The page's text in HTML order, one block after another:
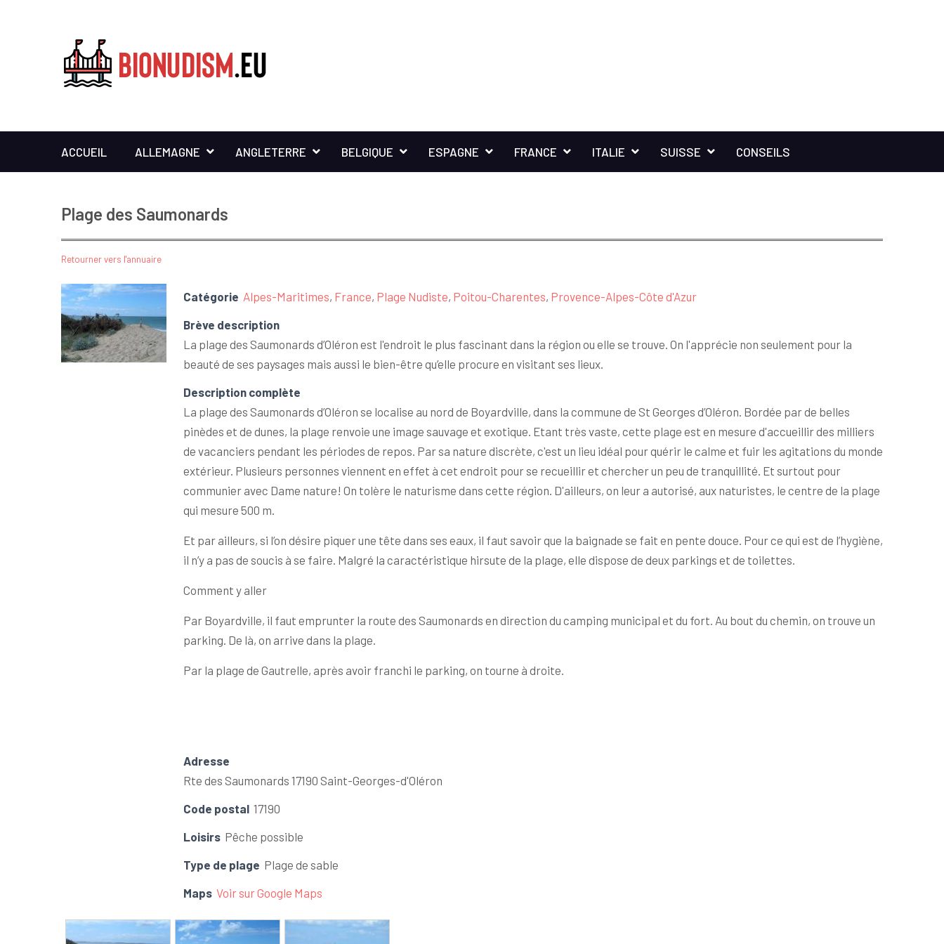
ACCUEIL ALLEMAGNE ANGLETERRE BELGIQUE ESPAGNE FRANCE ITALIE SUISSE CONSEILS
Plage des Saumonards
Retourner vers l'annuaire
Catégorie Alpes-Maritimes, France, Plage Nudiste, Poitou-Charentes, Provence-Alpes-Côte d'Azur
Brève description
La plage des Saumonards d’Oléron est l'endroit le plus fascinant dans la région ou elle se trouve. On l'apprécie non seulement pour la
beauté de ses paysages mais aussi le bien-être qu’elle procure en visitant ses lieux.
Description complète
La plage des Saumonards d’Oléron se localise au nord de Boyardville, dans la commune de St Georges d’Oléron. Bordée par de belles
pinèdes et de dunes, la plage renvoie une image sauvage et exotique. Etant très vaste, cette plage est en mesure d'accueillir des milliers
de vacanciers pendant les périodes de repos. Par sa nature discrète, c'est un lieu idéal pour quérir le calme et fuir les agitations du monde
extérieur. Plusieurs personnes viennent en effet à cet endroit pour se recueillir et chercher un peu de tranquillité. Et surtout pour
communier avec Dame nature! On tolère le naturisme dans cette région. D'ailleurs, on leur a autorisé, aux naturistes, le centre de la plage
qui mesure 500 m.
Et par ailleurs, si l’on désire piquer une tête dans ses eaux, il faut savoir que la baignade se fait en pente douce. Pour ce qui est de l’hygiène,
il n’y a pas de soucis à se faire. Malgré la caractéristique hirsute de la plage, elle dispose de deux parkings et de toilettes.
Comment y aller
Par Boyardville, il faut emprunter la route des Saumonards en direction du camping municipal et du fort. Au bout du chemin, on trouve un
parking. De là, on arrive dans la plage.
Par la plage de Gautrelle, après avoir franchi le parking, on tourne à droite.
Adresse
Rte des Saumonards 17190 Saint-Georges-d'Oléron
Code postal 17190
Loisirs Pêche possible
Type de plage Plage de sable
Maps Voir sur Google Maps